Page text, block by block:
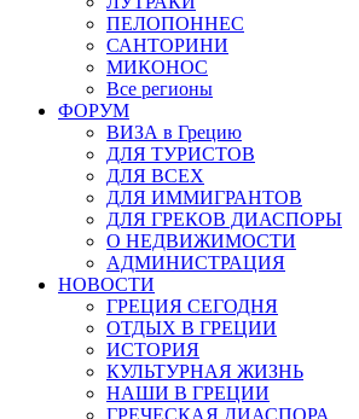
ПЕЛОПОННЕС
САНТОРИНИ
МИКОНОС
Все регионы
ФОРУМ
ВИЗА в Грецию
ДЛЯ ТУРИСТОВ
ДЛЯ ВСЕХ
ДЛЯ ИММИГРАНТОВ
ДЛЯ ГРЕКОВ ДИАСПОРЫ
О НЕДВИЖИМОСТИ
АДМИНИСТРАЦИЯ
НОВОСТИ
ГРЕЦИЯ СЕГОДНЯ
ОТДЫХ В ГРЕЦИИ
ИСТОРИЯ
КУЛЬТУРНАЯ ЖИЗНЬ
НАШИ В ГРЕЦИИ
ГРЕЧЕСКАЯ ДИАСПОРА